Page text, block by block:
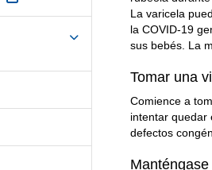
La varicela
la COVID-19
sus bebés. La
Tomar una
Comience a
intentar quedar
defectos